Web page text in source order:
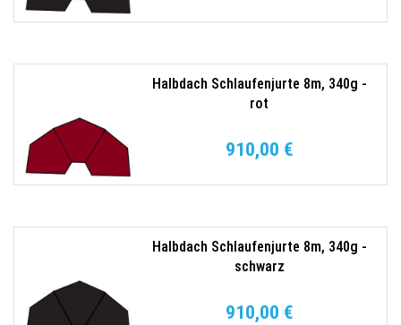
Halbdach Schlaufenjurte 8m, 340g -
rot
910,00 €
Halbdach Schlaufenjurte 8m, 340g -
schwarz
910,00 €